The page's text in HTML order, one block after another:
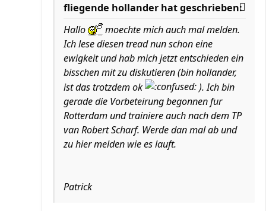
fliegende hollander hat geschrieben:
Hallo
moechte mich auch mal melden.
Ich lese diesen tread nun schon eine
ewigkeit und hab mich jetzt entschieden ein
bisschen mit zu diskutieren (bin hollander,
ist das trotzdem ok
). Ich bin
gerade die Vorbeteirung begonnen fur
Rotterdam und trainiere auch nach dem TP
van Robert Scharf. Werde dan mal ab und
zu hier melden wie es lauft.
Patrick